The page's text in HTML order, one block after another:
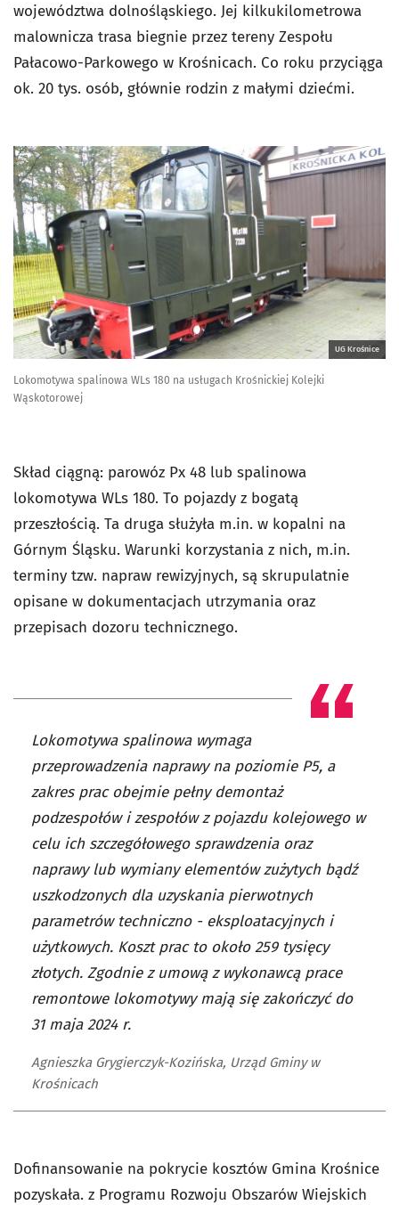
województwa dolnośląskiego. Jej kilkukilometrowa
malownicza trasa biegnie przez tereny Zespołu
Pałacowo-Parkowego w Krośnicach. Co roku przyciąga
ok. 20 tys. osób, głównie rodzin z małymi dziećmi.
UG Krośnice
Lokomotywa spalinowa WLs 180 na usługach Krośnickiej Kolejki
Wąskotorowej
Skład ciągną: parowóz Px 48 lub spalinowa
lokomotywa WLs 180. To pojazdy z bogatą
przeszłością. Ta druga służyła m.in. w kopalni na
Górnym Śląsku. Warunki korzystania z nich, m.in.
terminy tzw. napraw rewizyjnych, są skrupulatnie
opisane w dokumentacjach utrzymania oraz
przepisach dozoru technicznego.
Lokomotywa spalinowa wymaga
przeprowadzenia naprawy na poziomie P5, a
zakres prac obejmie pełny demontaż
podzespołów i zespołów z pojazdu kolejowego w
celu ich szczegółowego sprawdzenia oraz
naprawy lub wymiany elementów zużytych bądź
uszkodzonych dla uzyskania pierwotnych
parametrów techniczno - eksploatacyjnych i
użytkowych. Koszt prac to około 259 tysięcy
złotych. Zgodnie z umową z wykonawcą prace
remontowe lokomotywy mają się zakończyć do
31 maja 2024 r.
Agnieszka Grygierczyk-Kozińska, Urząd Gminy w
Krośnicach
Dofinansowanie na pokrycie kosztów Gmina Krośnice
pozyskała. z Programu Rozwoju Obszarów Wiejskich